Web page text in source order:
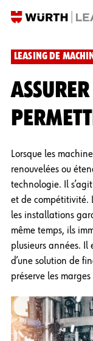
LEASING DE
Lorsque les
renouvelées ou
technologie. Il
et de compétitivité.
les installations
même temps, ils
plusieurs années. Il
d’une solution de
préserve les